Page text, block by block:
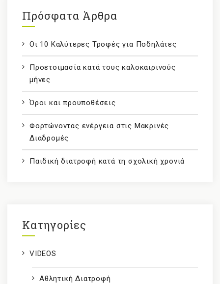
Πρόσφατα Άρθρα
Οι 10 Καλύτερες Τροφές για Ποδηλάτες
Προετοιμασία κατά τους καλοκαιρινούς
μήνες
Όροι και προϋποθέσεις
Φορτώνοντας ενέργεια στις Μακρινές
Διαδρομές
Παιδική διατροφή κατά τη σχολική χρονιά
Kατηγορίες
VIDEOS
Αθλητική Διατροφή